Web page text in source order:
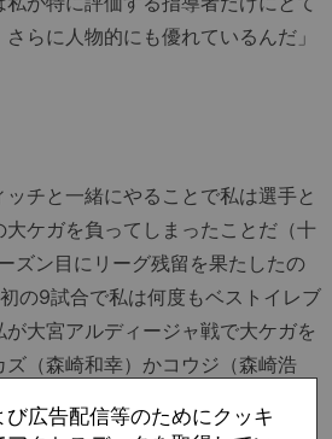
らに人物的にも優れているんだ」
チと一緒にやることで私は選手と
ケガを負ってしまったことだ（十
ズン目にリーグ残留を果たしたの
の9試合で私は何度もベストイレブ
大宮アルディージャ戦で大ケガを
（森崎和幸）かコウジ（森崎浩
選手を何カ月も失ってしまっ
広告配信等のためにクッキ